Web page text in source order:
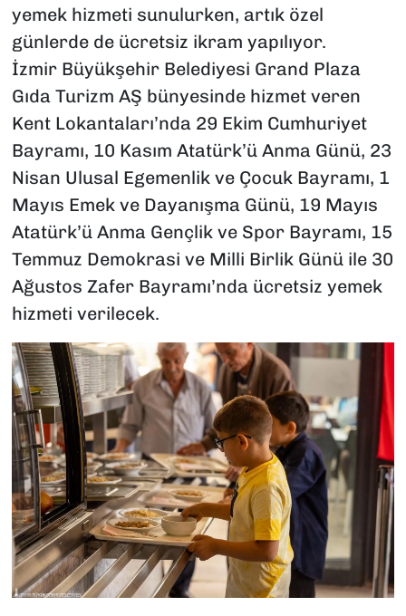
yemek hizmeti sunulurken, artık özel
günlerde de ücretsiz ikram yapılıyor.
İzmir Büyükşehir Belediyesi Grand Plaza
Gıda Turizm AŞ bünyesinde hizmet veren
Kent Lokantaları’nda 29 Ekim Cumhuriyet
Bayramı, 10 Kasım Atatürk’ü Anma Günü, 23
Nisan Ulusal Egemenlik ve Çocuk Bayramı, 1
Mayıs Emek ve Dayanışma Günü, 19 Mayıs
Atatürk’ü Anma Gençlik ve Spor Bayramı, 15
Temmuz Demokrasi ve Milli Birlik Günü ile 30
Ağustos Zafer Bayramı’nda ücretsiz yemek
hizmeti verilecek.